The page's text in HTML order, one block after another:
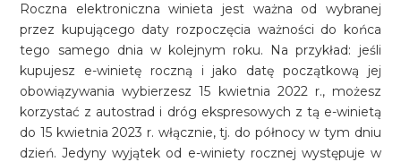
Roczna elektroniczna winieta jest ważna od wybranej
przez kupującego daty rozpoczęcia ważności do końca
tego samego dnia w kolejnym roku. Na przykład: jeśli
kupujesz e-winietę roczną i jako datę początkową jej
obowiązywania wybierzesz 15 kwietnia 2022 r., możesz
korzystać z autostrad i dróg ekspresowych z tą e-winietą
do 15 kwietnia 2023 r. włącznie, tj. do północy w tym dniu
dzień. Jedyny wyjątek od e-winiety rocznej występuje w